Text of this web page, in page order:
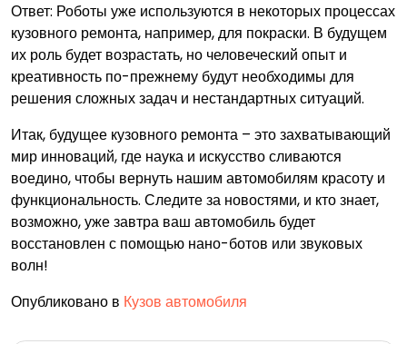
Ответ: Роботы уже используются в некоторых процессах
кузовного ремонта, например, для покраски. В будущем
их роль будет возрастать, но человеческий опыт и
креативность по-прежнему будут необходимы для
решения сложных задач и нестандартных ситуаций.
Итак, будущее кузовного ремонта – это захватывающий
мир инноваций, где наука и искусство сливаются
воедино, чтобы вернуть нашим автомобилям красоту и
функциональность. Следите за новостями, и кто знает,
возможно, уже завтра ваш автомобиль будет
восстановлен с помощью нано-ботов или звуковых
волн!
Опубликовано в Кузов автомобиля